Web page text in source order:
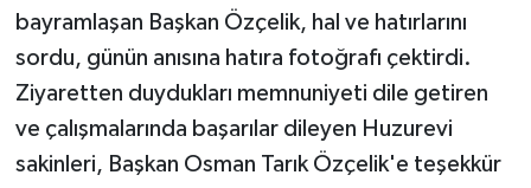
bayramlaşan Başkan Özçelik, hal ve hatırlarını
sordu, günün anısına hatıra fotoğrafı çektirdi.
Ziyaretten duydukları memnuniyeti dile getiren
ve çalışmalarında başarılar dileyen Huzurevi
sakinleri, Başkan Osman Tarık Özçelik'e teşekkür